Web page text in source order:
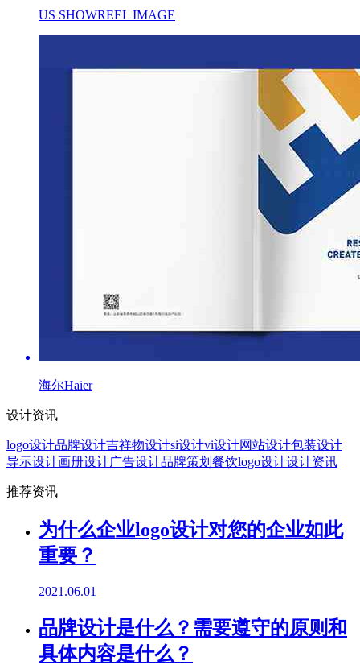
US SHOWREEL IMAGE
海尔Haier
设计资讯
logo设计品牌设计吉祥物设计si设计vi设计网站设计包装设计
导示设计画册设计广告设计品牌策划 餐饮logo设计设计资讯
推荐资讯
为什么企业logo设计对您的企业如此
重要？
2021.06.01
品牌设计是什么？需要遵守的原则和
具体内容是什么？